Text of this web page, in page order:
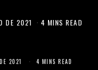
DE 2021 4 MINS READ
2021 4 MINS READ